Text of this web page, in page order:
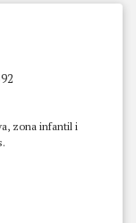
zona infantil i